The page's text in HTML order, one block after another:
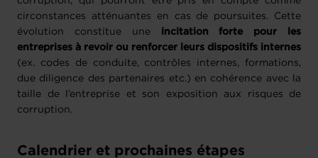
circonstances atténuantes en cas de poursuites. Cette
évolution constitue une
incitation forte pour les
entreprises à revoir ou renforcer leurs dispositifs internes
(ex. codes de conduite, contrôles internes, formations,
due diligence des partenaires etc.) en cohérence avec la
taille de l’entreprise et son exposition aux risques de
corruption.
Calendrier et prochaines étapes